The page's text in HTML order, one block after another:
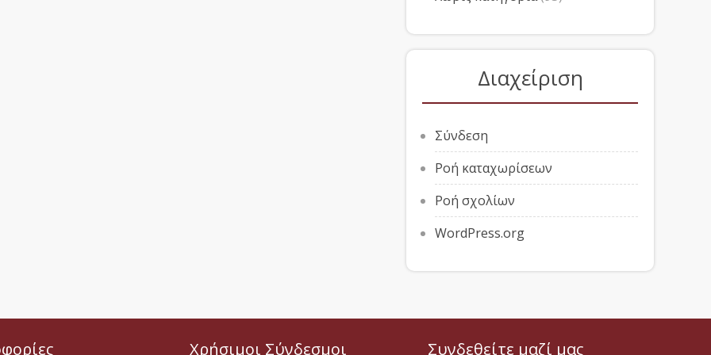
Διαχείριση
Σύνδεση
Ροή καταχωρίσεων
Ροή σχολίων
WordPress.org
Χρήσιμοι Σύνδεσμοι Συνδεθείτε μαζί μας